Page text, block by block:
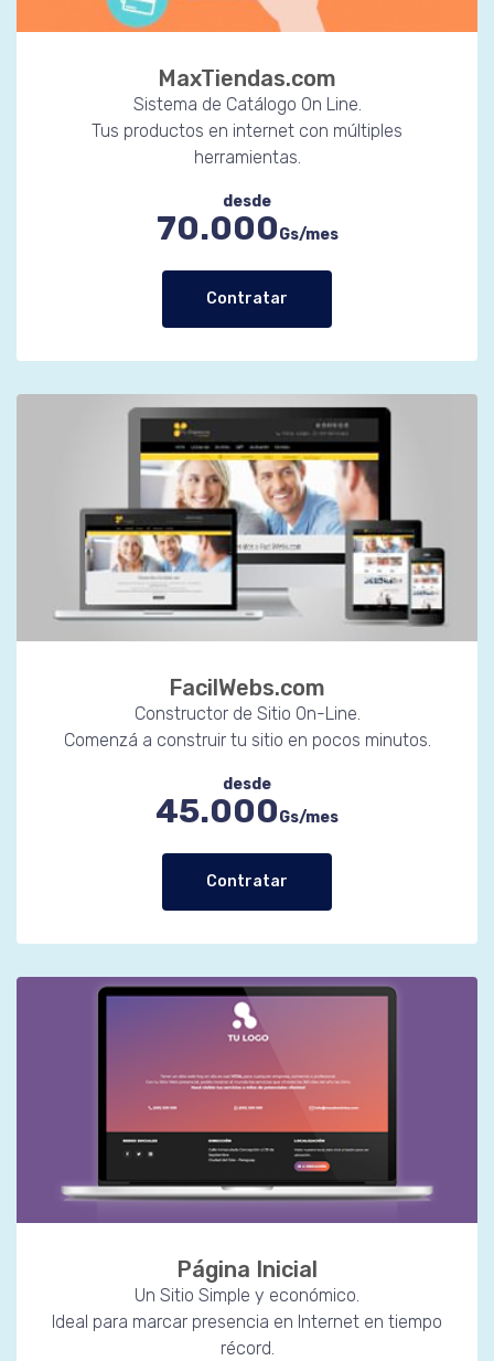
MaxTiendas.com
Sistema de Catálogo On Line.
Tus productos en internet con múltiples
herramientas.
desde
70.000Gs/mes
Contratar
FacilWebs.com
Constructor de Sitio On-Line.
Comenzá a construir tu sitio en pocos minutos.
desde
45.000Gs/mes
Contratar
Página Inicial
Un Sitio Simple y económico.
Ideal para marcar presencia en Internet en tiempo
récord.